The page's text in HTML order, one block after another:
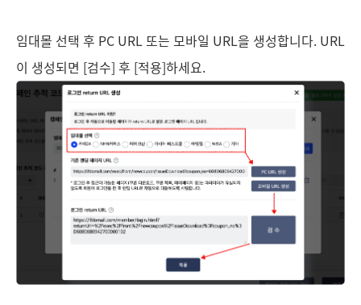
임대몰 선택 후 PC URL 또는 모바일 URL을 생성합니다. URL
이 생성되면 [검수] 후 [적용]하세요.